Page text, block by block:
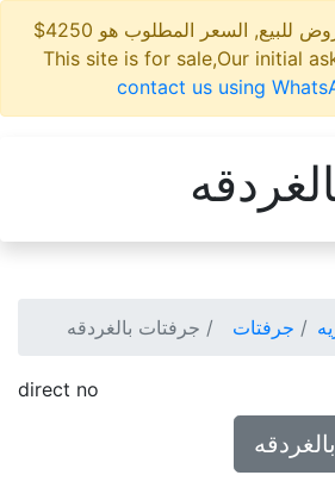
هذا الموقع معروض للبيع, السعر المطلوب هو 4250$
This site is for sale,Our initial
contact us using
جرفتات جرفتات بالغردقه
direct no